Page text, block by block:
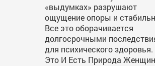
«выдумках» разрушают
ощущение опоры и
Все это оборачивается
долгосрочными
для психического здоровья.
Это И Есть Природа